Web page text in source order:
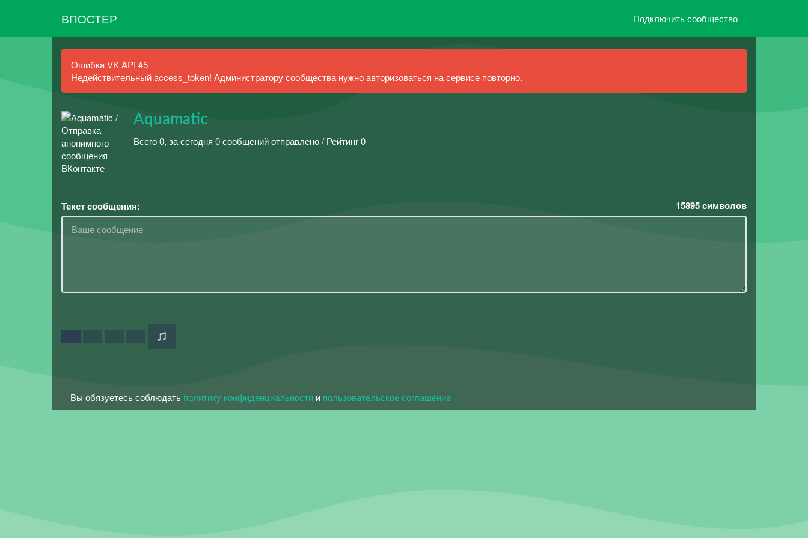
ВПОСТЕР Подключить сообщество
Ошибка VK API #5
Недействительный access_token! Администратору сообщества нужно авторизоваться на сервисе повторно.
Aquamatic
Всего 0, за сегодня 0 сообщений отправлено / Рейтинг 0
Текст сообщения: 15895символов
Вы обязуетесь соблюдать политику конфиденциальности и пользовательское соглашение